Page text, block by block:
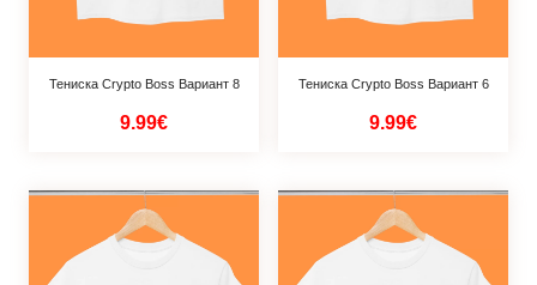
Тениска Crypto Boss Вариант 8
9.99€
Тениска Crypto Boss Вариант 6
9.99€